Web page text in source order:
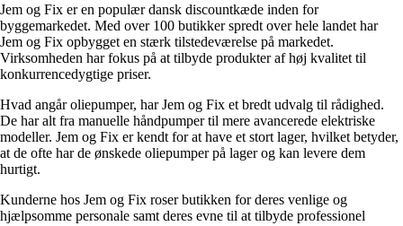
Jem og Fix er en populær dansk discountkæde inden for
byggemarkedet. Med over 100 butikker spredt over hele landet har
Jem og Fix opbygget en stærk tilstedeværelse på markedet.
Virksomheden har fokus på at tilbyde produkter af høj kvalitet til
konkurrencedygtige priser.
Hvad angår oliepumper, har Jem og Fix et bredt udvalg til rådighed.
De har alt fra manuelle håndpumper til mere avancerede elektriske
modeller. Jem og Fix er kendt for at have et stort lager, hvilket betyder,
at de ofte har de ønskede oliepumper på lager og kan levere dem
hurtigt.
Kunderne hos Jem og Fix roser butikken for deres venlige og
hjælpsomme personale samt deres evne til at tilbyde professionel